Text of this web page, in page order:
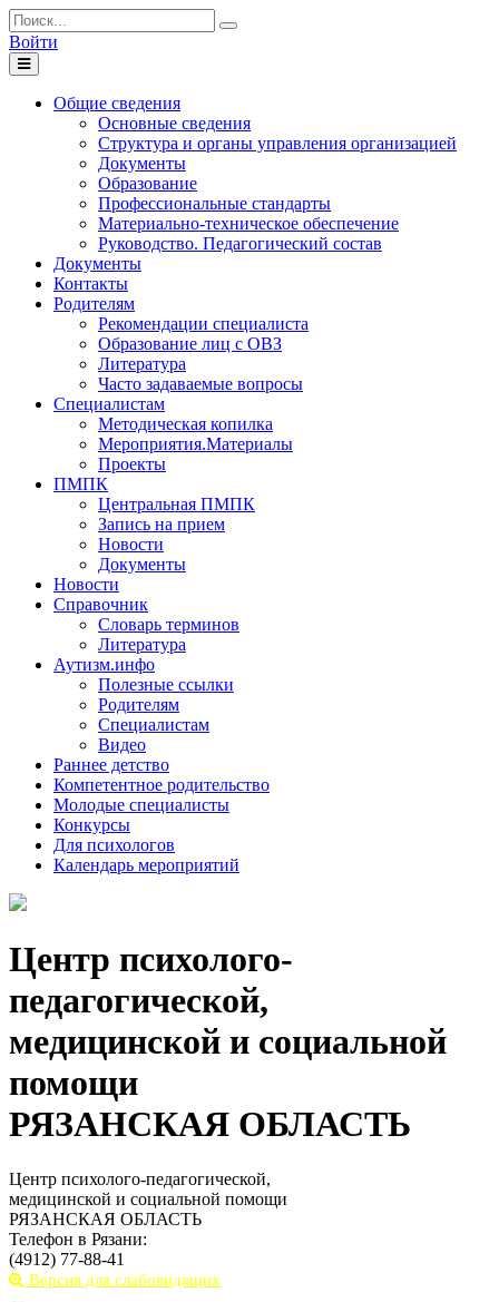
Войти
Toggle
navigation
Общие сведения
Основные сведения
Структура и органы управления организацией
Документы
Образование
Профессиональные стандарты
Материально-техническое обеспечение
Руководство. Педагогический состав
Документы
Контакты
Родителям
Рекомендации специалиста
Образование лиц с ОВЗ
Литература
Часто задаваемые вопросы
Специалистам
Методическая копилка
Мероприятия.Материалы
Проекты
ПМПК
Центральная ПМПК
Запись на прием
Новости
Документы
Новости
Справочник
Словарь терминов
Литература
Аутизм.инфо
Полезные ссылки
Родителям
Специалистам
Видео
Раннее детство
Компетентное родительство
Молодые специалисты
Конкурсы
Для психологов
Календарь мероприятий
Центр психолого-
педагогической,
медицинской и социальной
помощи
РЯЗАНСКАЯ ОБЛАСТЬ
Центр психолого-педагогической,
медицинской и социальной помощи
РЯЗАНСКАЯ ОБЛАСТЬ
Телефон в Рязани:
(4912) 77-88-41
Версия для слабовидящих